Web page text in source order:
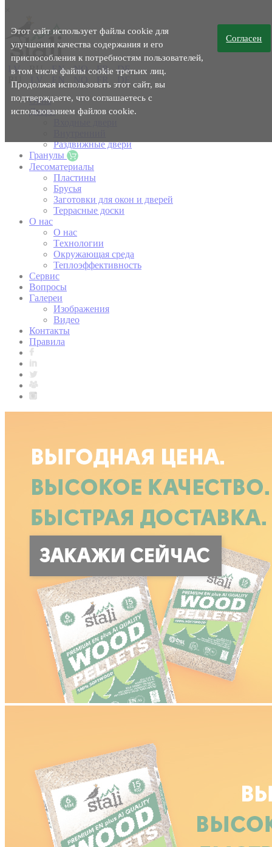
Этот сайт использует файлы cookie для
улучшения качества содержания и его
приспособления к потребностям пользователей,
в том числе файлы cookie третьих лиц.
Продолжая использовать этот сайт, вы
подтверждаете, что соглашаетесь с
использованием файлов cookie.
Согласен
LV RU EN NO FR DE
RU
Окна
Двери
Раздвижные двери
Гранулы
Лесоматериалы
Пластины
Брусья
Заготовки для окон и дверей
Террасные доски
O нас
O нас
Tехнологии
Окружающая среда
Теплоэффективность
Сервис
Вопросы
Галереи
Изображения
Видео
Контакты
Правила